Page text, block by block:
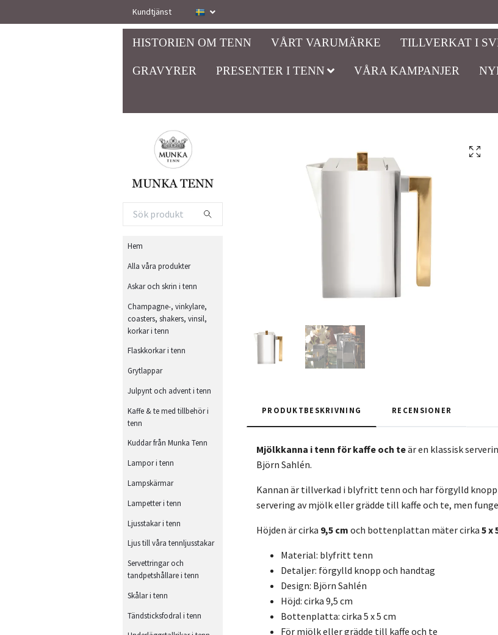
Kundtjänst
HISTORIEN OM TENN VÅRT VARUMÄRKE TILLVERKAT I
GRAVYRER PRESENTER I TENN VÅRA KAMPANJER
Hem
Alla våra produkter
Askar och skrin i tenn
Champagne-, vinkylare,
coasters, shakers, vinsil,
korkar i tenn
Flaskkorkar i tenn
Grytlappar
Julpynt och advent i tenn
Kaffe & te med tillbehör i
tenn
Kuddar från Munka Tenn
Lampor i tenn
Lampskärmar
Lampetter i tenn
Ljusstakar i tenn
Ljus till våra tennljusstakar
Servettringar och
tandpetshållare i tenn
Skålar i tenn
Tändsticksfodral i tenn
PRODUKTBESKRIVNING RECENSIONER
Mjölkkanna i tenn för kaffe och teär en klassisk
Björn Sahlén.
Kannan är tillverkad i blyfritt tenn och har förgylld
servering av mjölk eller grädde till kaffe och te, men
Höjden är cirka 9,5 cm och bottenplattan mäter cirka5 x
Material: blyfritt tenn
Detaljer: förgylld knopp och handtag
Design: Björn Sahlén
Höjd: cirka 9,5 cm
Bottenplatta: cirka 5 x 5 cm
För mjölk eller grädde till kaffe och te